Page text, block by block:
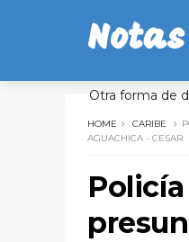
Otra forma de
HOME CARIBE
AGUACHICA - CESAR